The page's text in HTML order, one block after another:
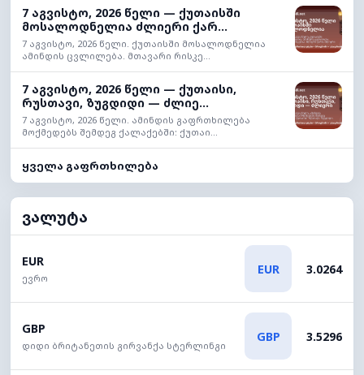
7 აგვისტო, 2026 წელი — ქუთაისში
მოსალოდნელია ძლიერი ქარ...
7 აგვისტო, 2026 წელი. ქუთაისში მოსალოდნელია
ამინდის ცვლილება. მთავარი რისკე...
7 აგვისტო, 2026 წელი — ქუთაისი,
რუსთავი, ზუგდიდი — ძლიე...
7 აგვისტო, 2026 წელი. ამინდის გაფრთხილება
მოქმედებს შემდეგ ქალაქებში: ქუთაი...
ყველა გაფრთხილება
ვალუტა
EUR
ევრო
EUR 3.0264
GBP
დიდი ბრიტანეთის გირვანქა სტერლინგი
GBP 3.5296